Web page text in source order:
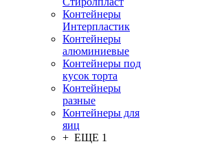
Контейнеры
Интерпластик
Контейнеры
алюминиевые
Контейнеры под
кусок торта
Контейнеры
разные
Контейнеры для
яиц
+ ЕЩЕ 1